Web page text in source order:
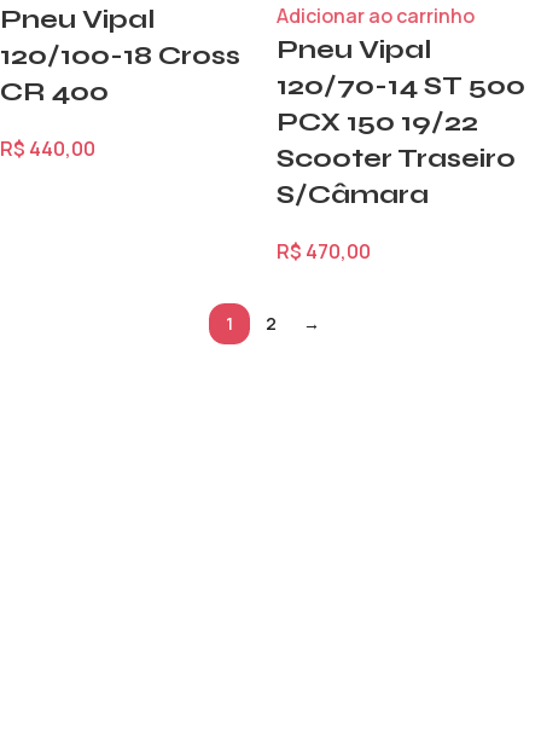
Pneu Vipal
120/100-18 Cross
CR 400
R$ 440,00
Adicionar ao carrinho
Pneu Vipal
120/70-14 ST 500
PCX 150 19/22
Scooter Traseiro
S/Câmara
R$ 470,00
1 2 →